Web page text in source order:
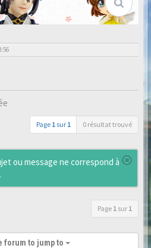
Page 1 sur 1 0 résultat trouvé
ou message ne correspond à
Page 1 sur 1
forum to jump to